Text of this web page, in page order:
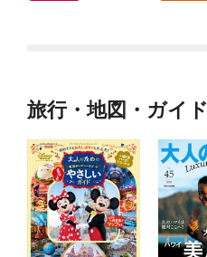
旅行・地図・ガイ